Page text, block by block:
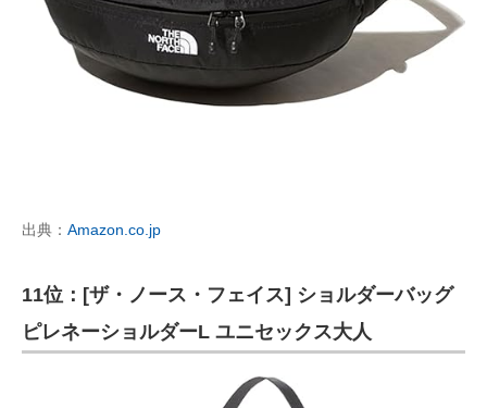
出典： Amazon.co.jp
11位：[ザ・ノース・フェイス] ショルダーバッグ
ピレネーショルダーL ユニセックス大人